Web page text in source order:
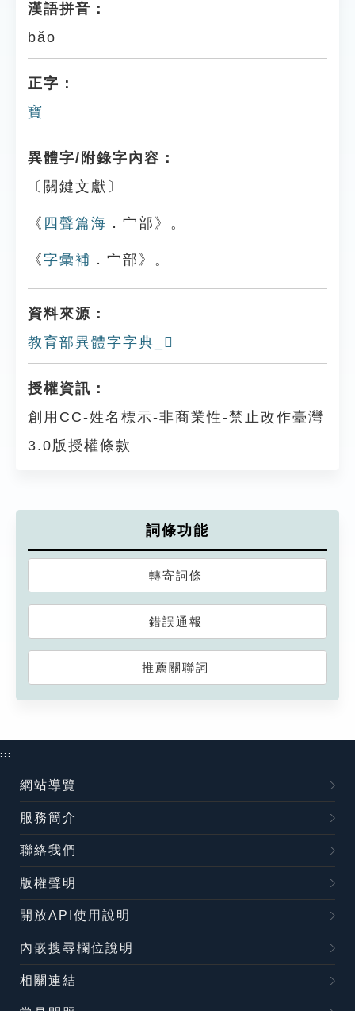
漢語拼音：
bǎo
正字：
寶
異體字/附錄字內容：
〔關鍵文獻〕
《 四聲篇海 ．宀部》。
《字彙補 ．宀部》。
資料來源：
教育部異體字字典_𡩧
授權資訊：
創用CC-姓名標示-非商業性-禁止改作臺灣
3.0版授權條款
詞條功能
轉寄詞條
錯誤通報
推薦關聯詞
:::
網站導覽
服務簡介
聯絡我們
版權聲明
開放API使用說明
內嵌搜尋欄位說明
相關連結